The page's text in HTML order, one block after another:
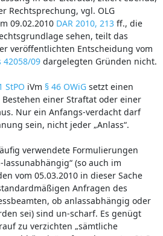
Rechtsprechung, vgl. OLG
09.02.2010 DAR 2010, 213ff., die
sehen, teilt das
veröffentlichten Entscheidung vom
42058/09dargelegten Gründen nicht.
StPO iVm § 46 OWiGsetzt einen
einer Straftat oder einer
Nur ein Anfangs-verdacht darf
sein, nicht jeder „Anlass“.
verwendete Formulierungen
lassunabhängig“ (so auch im
vom 05.03.2010 in dieser Sache
Anfragen des
ob anlassabhängig oder
sei) sind un-scharf. Es genügt
zu verzichten „sämtliche